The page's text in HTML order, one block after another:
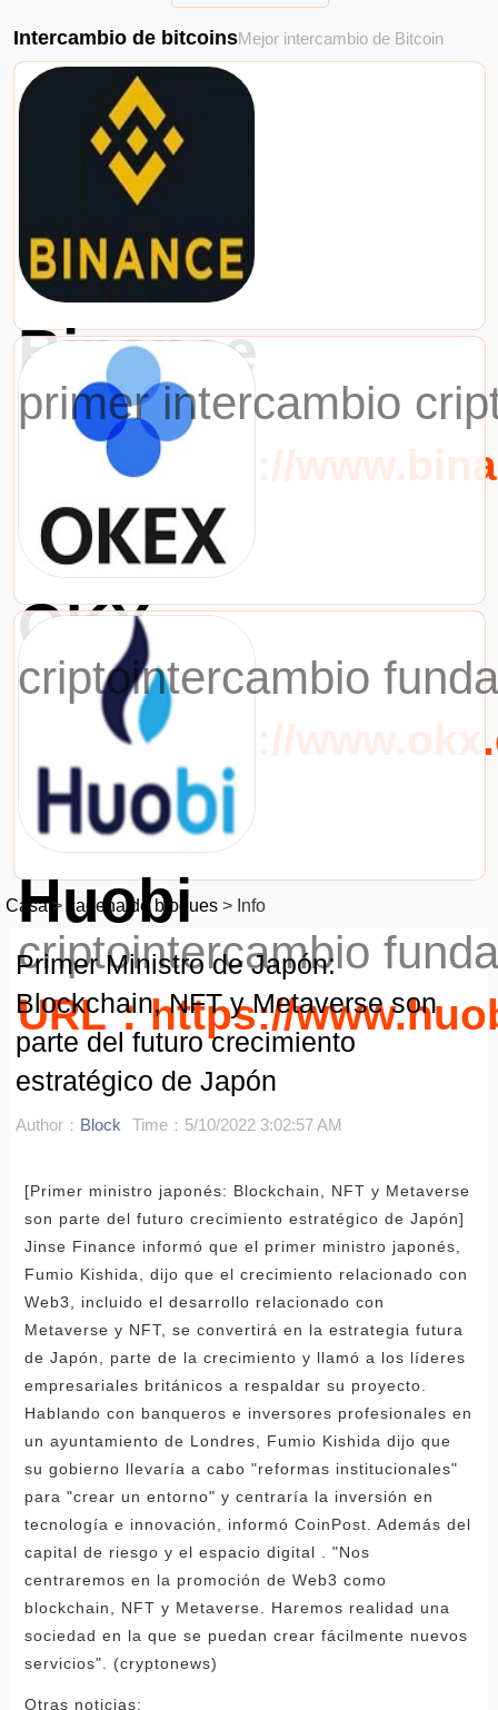
Intercambio de bitcoinsMejor intercambio de Bitcoin
Binance
primer intercambio
URL：https://
OKX
criptointercambio
URL：https://
Huobi
criptointercambio
URL：https://
Casa> cadena de bloques > Info
Primer Ministro de Japón:
Blockchain, NFT y Metaverse son
parte del futuro crecimiento
estratégico de Japón
Author： Block Time：5/10/2022 3:02:57 AM
[Primer ministro japonés: Blockchain, NFT y Metaverse
son parte del futuro crecimiento estratégico de Japón]
Jinse Finance informó que el primer ministro japonés,
Fumio Kishida, dijo que el crecimiento relacionado con
Web3, incluido el desarrollo relacionado con
Metaverse y NFT, se convertirá en la estrategia futura
de Japón, parte de la crecimiento y llamó a los líderes
empresariales británicos a respaldar su proyecto.
Hablando con banqueros e inversores profesionales en
un ayuntamiento de Londres, Fumio Kishida dijo que
su gobierno llevaría a cabo "reformas institucionales"
para "crear un entorno" y centraría la inversión en
tecnología e innovación, informó CoinPost. Además del
capital de riesgo y el espacio digital . "Nos
centraremos en la promoción de Web3 como
blockchain, NFT y Metaverse. Haremos realidad una
sociedad en la que se puedan crear fácilmente nuevos
servicios". (cryptonews)
Otras noticias: